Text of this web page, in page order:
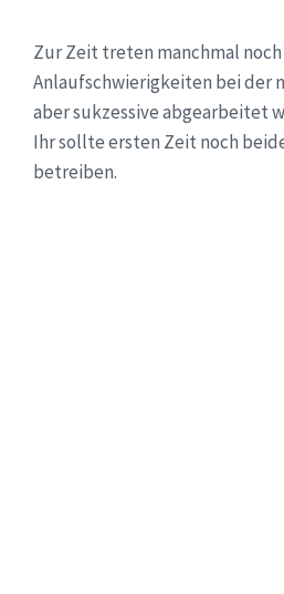
Zur Zeit treten manchmal noch
Anlaufschwierigkeiten bei der
aber sukzessive abgearbeitet
Ihr sollte ersten Zeit noch
betreiben.